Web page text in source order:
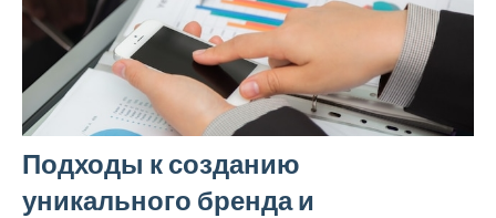
Подходы к созданию
уникального бренда и